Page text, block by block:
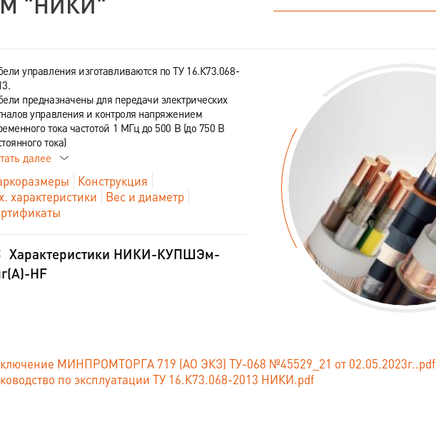
управления изготавливаются по ТУ 16.К73.068-
предназначены для передачи электрических
управления и контроля напряжением
тока частотой 1 МГц до 500 В (до 750 В
тока)
далее
Конструкция
характеристики
Вес и диаметр
Характеристики НИКИ-КУПШЭм-
HF
МИНПРОМТОРГА 719 (АО ЭКЗ) ТУ-068 №45529_21 от 02.05.2023г..pdf
по эксплуатации ТУ 16.К73.068-2013 НИКИ.pdf